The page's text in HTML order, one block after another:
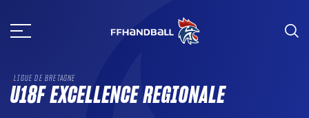
au
LIGUE DE BRETAGNE
U18F EXCELLENCE REGIONALE